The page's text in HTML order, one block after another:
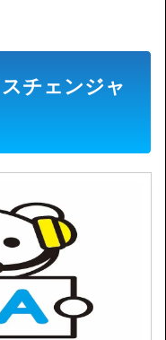
チェンジャ